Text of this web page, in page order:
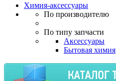
Химия-аксессуары
По производителю
По типу запчасти
Аксессуары
Бытовая химия